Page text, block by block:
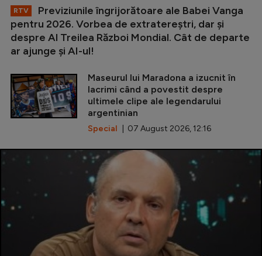
RTV
Previziunile îngrijorătoare ale Babei Vanga
pentru 2026. Vorbea de extratereștri, dar și
despre Al Treilea Război Mondial. Cât de departe
ar ajunge și AI-ul!
Maseurul lui Maradona a izucnit în
lacrimi când a povestit despre
ultimele clipe ale legendarului
argentinian
Special | 07 August 2026, 12:16